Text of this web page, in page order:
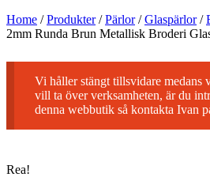
Home / Produkter / Pärlor / Glaspärlor /
2mm Runda Brun Metallisk Broderi
Vi håller stängt tillsvidare medans
vill ta över verksamheten, är du
denna webbutik så kontakta Ivan
Rea!